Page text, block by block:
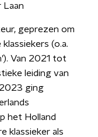
Laan
geprezen om
(o.a.
Van 2021 tot
leiding van
ging
het Holland
klassieker als